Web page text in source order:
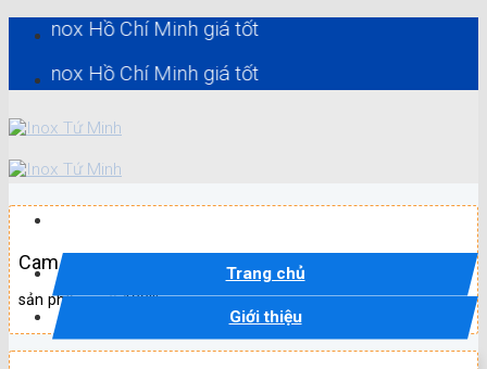
Hồ Chí Minh giá tốt
Hồ Chí Minh giá tốt
Trang chủ
Giới thiệu
Cam kết
sản phẩm mới 100%